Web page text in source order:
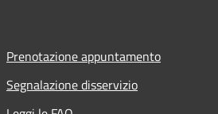
Prenotazione appuntamento
Segnalazione disservizio